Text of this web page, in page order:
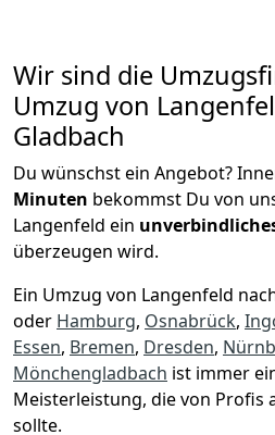
Wir sind die
Umzug von
Gladbach
Du wünschst ein Angebot?
Minuten bekommst Du von
Langenfeld ein
überzeugen wird.
Ein Umzug von Langenfeld
oder Hamburg, Osnabrück,
Essen, Bremen, Dresden,
Mönchen­gladbach ist immer
Meisterleistung, die von Profis
sollte.